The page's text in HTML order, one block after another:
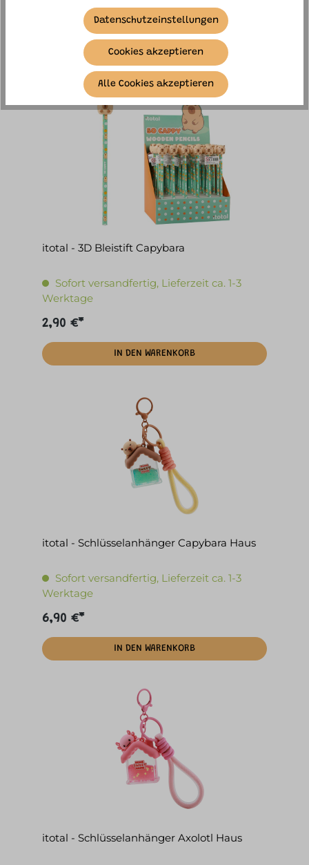
11,90 €*
IN DEN WARENKORB
itotal - 3D Bleistift Capybara
Sofort versandfertig, Lieferzeit ca. 1-3
Werktage
2,90 €*
IN DEN WARENKORB
itotal - Schlüsselanhänger Capybara Haus
Sofort versandfertig, Lieferzeit ca. 1-3
Werktage
6,90 €*
IN DEN WARENKORB
itotal - Schlüsselanhänger Axolotl Haus
Datenschutzeinstellungen
Cookies akzeptieren
Alle Cookies akzeptieren